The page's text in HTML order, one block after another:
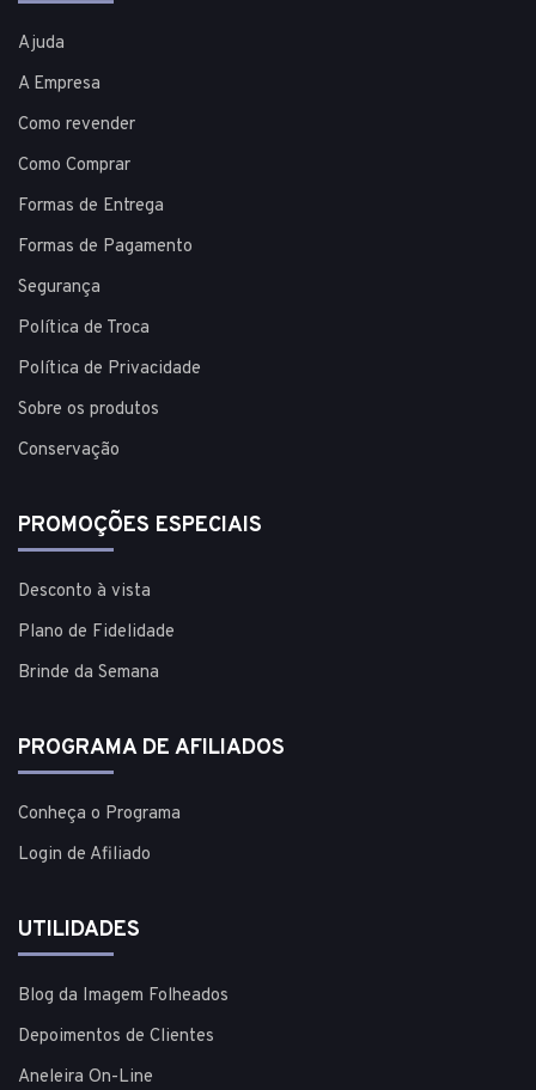
Ajuda
A Empresa
Como revender
Como Comprar
Formas de Entrega
Formas de Pagamento
Segurança
Política de Troca
Política de Privacidade
Sobre os produtos
Conservação
PROMOÇÕES ESPECIAIS
Desconto à vista
Plano de Fidelidade
Brinde da Semana
PROGRAMA DE AFILIADOS
Conheça o Programa
Login de Afiliado
UTILIDADES
Blog da Imagem Folheados
Depoimentos de Clientes
Aneleira On-Line